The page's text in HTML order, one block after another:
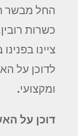
החל מבשר
כשרות
ציינו
לדוכן על
ומקצועי.
דוכן על